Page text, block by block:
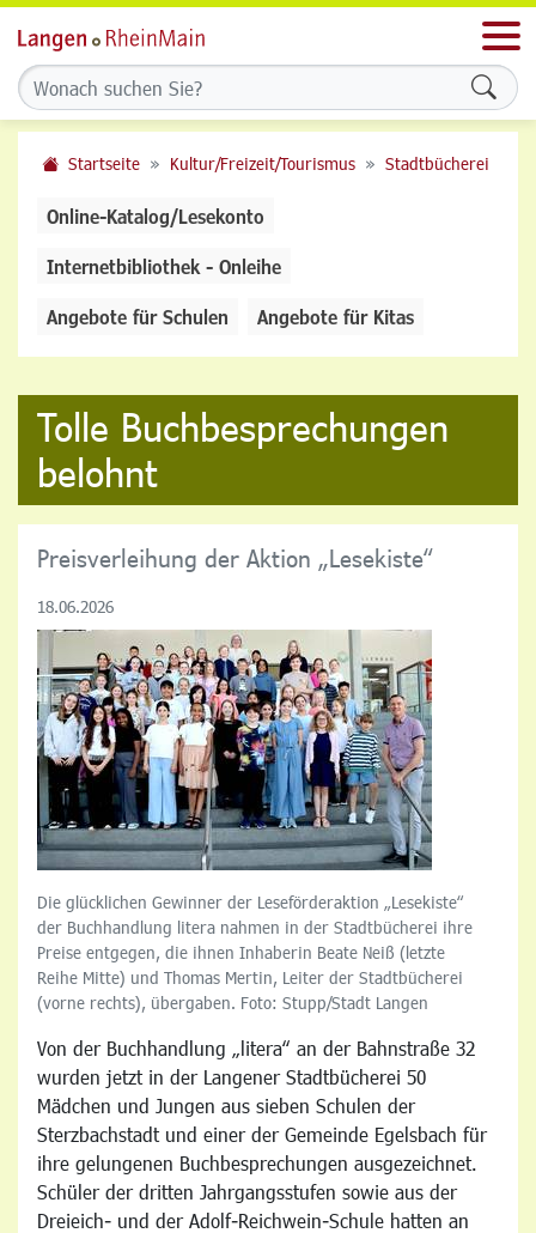
Startseite Kultur/Freizeit/Tourismus Stadtbücherei
Online-Katalog/Lesekonto
Internetbibliothek - Onleihe
Angebote für Schulen Angebote für Kitas
Tolle Buchbesprechungen
belohnt
Preisverleihung der Aktion „Lesekiste“
Die glücklichen Gewinner der Leseförderaktion „Lesekiste“
der Buchhandlung litera nahmen in der Stadtbücherei ihre
Preise entgegen, die ihnen Inhaberin Beate Neiß (letzte
Reihe Mitte) und Thomas Mertin, Leiter der Stadtbücherei
(vorne rechts), übergaben. Foto: Stupp/Stadt Langen
Von der Buchhandlung „litera“ an der Bahnstraße 32
wurden jetzt in der Langener Stadtbücherei 50
Mädchen und Jungen aus sieben Schulen der
Sterzbachstadt und einer der Gemeinde Egelsbach für
ihre gelungenen Buchbesprechungen ausgezeichnet.
Schüler der dritten Jahrgangsstufen sowie aus der
Dreieich- und der Adolf-Reichwein-Schule hatten an
18.06.2026